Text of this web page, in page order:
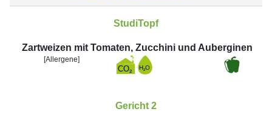
StudiTopf
Zartweizen mit Tomaten, Zucchini und Auberginen
[Allergene]
Gericht 2